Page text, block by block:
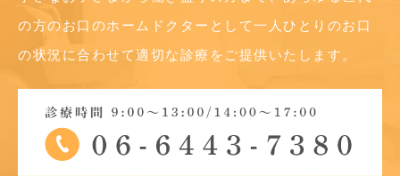
の方のお口のホームドクターとして一人ひとりのお口
の状況に合わせて適切な診療をご提供いたします。